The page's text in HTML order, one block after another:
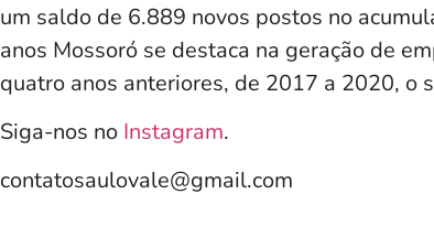
um saldo de 6.889 novos postos no
anos Mossoró se destaca na geração de
quatro anos anteriores, de 2017 a 2020, o
Siga-nos no Instagram.
contatosaulovale@gmail.com